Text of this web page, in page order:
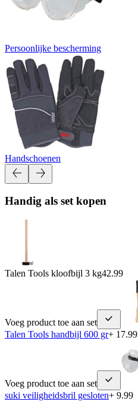
Persoonlijke bescherming
Handschoenen
Handig als set kopen
Talen Tools kloofbijl 3 kg42.99
Voeg product toe aan set
Talen Tools handbijl 600 gr+ 17.99
Voeg product toe aan set
suki veiligheidsbril gesloten+ 9.99